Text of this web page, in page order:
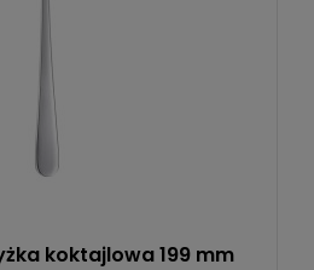
koktajlowa 199 mm